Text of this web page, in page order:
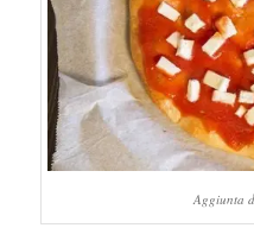
Aggiunta